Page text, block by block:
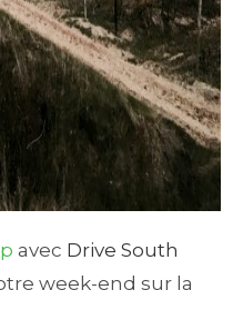
avec Drive South
week-end sur la